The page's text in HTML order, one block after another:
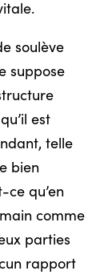
soulève
suppose
est
telle
bien
qu’en
comme
parties
rapport